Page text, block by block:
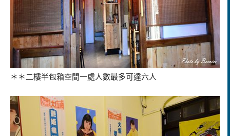
＊＊二樓半包箱空間一處人數最多可達六人